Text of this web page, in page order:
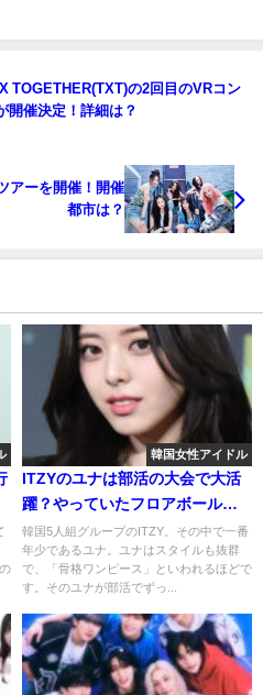
TOGETHER(TXT)の2回目のVRコン
開催決定！詳細は？
アーを開催！開催
都市は？
韓国女性アイドル
ITZYのユナは部活の大会で大活
躍？やっていたフロアボールっ
てどんなスポーツ？
韓国5人組グループのITZY。その中で一番
年少であるユナ。ユナはスタイルも抜群
で、「骨格ワンピース」といわれるほどで
す。そのユナが部活でずっ...